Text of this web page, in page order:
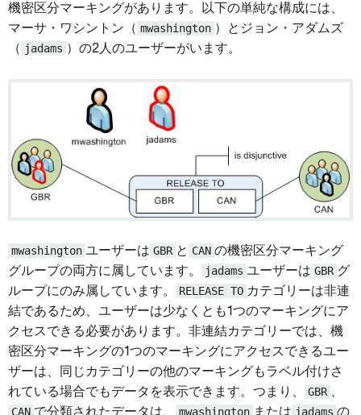
機密区分マーキングがあります。以下の単純な構成には、
マーサ・ワシントン（ mwashington ）とジョン・アダムズ
（ jadams ）の2人のユーザーがいます。
mwashington ユーザーは GBR と CAN の機密区分マーキング
グループの両方に属しています。
jadams ユーザーは GBR グ
ループにのみ属しています。
RELEASE TO カテゴリーは非連
結であるため、ユーザーは少なくとも1つのマーキングにア
クセスできる必要があります。非連結カテゴリーでは、機
密区分マーキングの1つのマーキングにアクセスできるユー
ザーは、同じカテゴリーの他のマーキングもラベル付けさ
れている場合でもデータを表示できます。つまり、
GBR
CAN で分類されたデータは、 mwashington または jadams の